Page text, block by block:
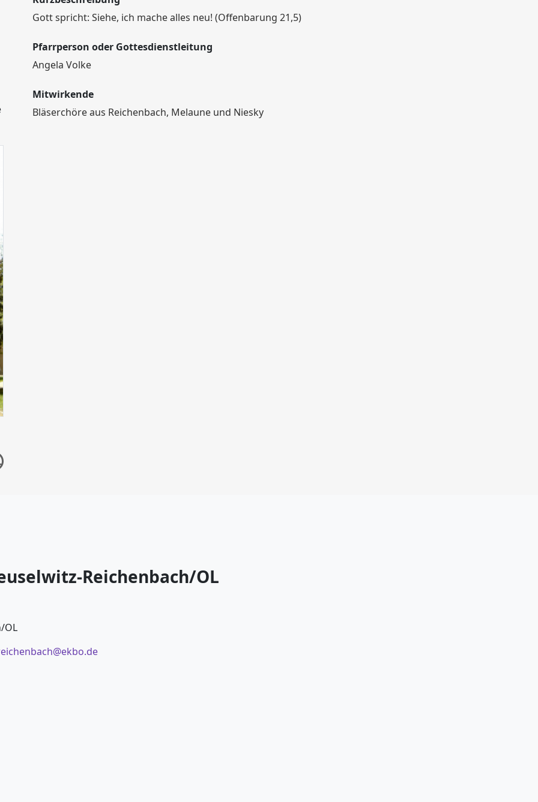
Gott spricht: Siehe, ich mache alles neu! (Offenbarung 21,5)
Pfarrperson oder Gottesdienstleitung
Angela Volke
Mitwirkende
Bläserchöre aus Reichenbach, Melaune und Niesky
Reichenbach/OL
OL